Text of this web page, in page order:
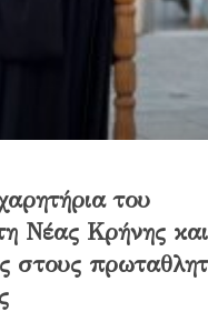
του
Νέας Κρήνης και
στους